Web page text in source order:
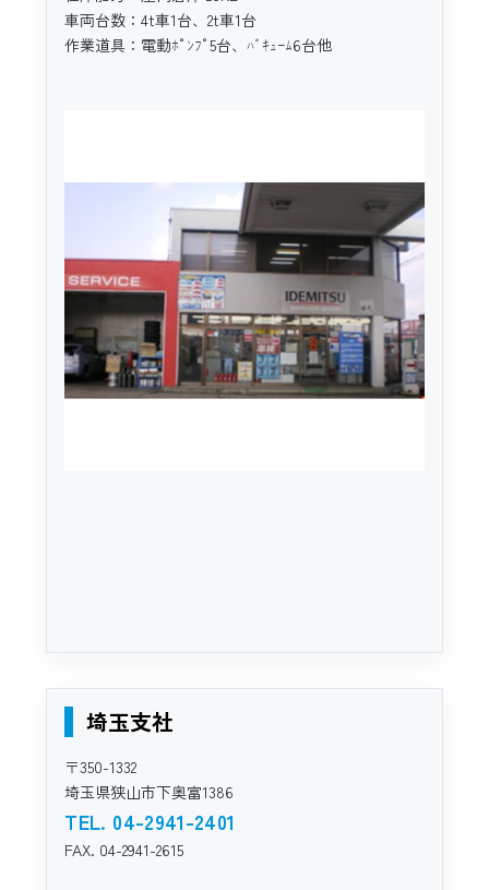
車両台数：4t車1台、2t車1台
作業道具：電動ﾎﾟﾝﾌﾟ5台、ﾊﾞｷｭｰﾑ6台他
埼玉支社
〒350-1332
埼玉県狭山市下奥富1386
TEL. 04-2941-2401
FAX. 04-2941-2615